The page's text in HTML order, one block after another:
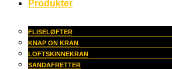
Produkter
FLISELØFTER
KNAP ON KRAN
LOFTSKINNEKRAN
SANDAFRETTER